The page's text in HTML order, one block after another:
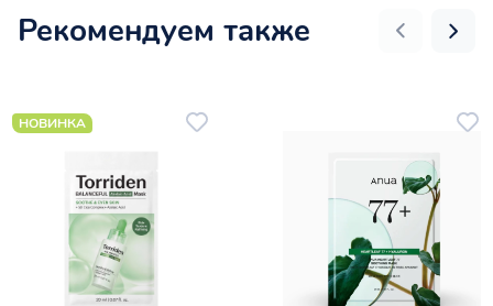
Рекомендуем также
НОВИНКА